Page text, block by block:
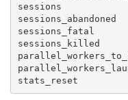
sessions
sessions_abandoned
sessions_fatal
sessions_killed
stats_reset